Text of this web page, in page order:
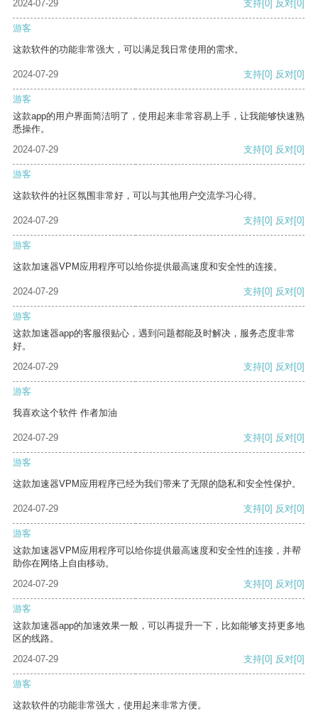
2024-07-29 支持 [0] 反对 [0]
游客
这款软件的功能非常强大，可以满足我日常使用的需求。
2024-07-29 支持[0] 反对[0]
游客
这款app的用户界面简洁明了，使用起来非常容易上手，让我能够快速熟
悉操作。
2024-07-29
支持[0] 反对[0]
游客
这款软件的社区氛围非常好，可以与其他用户交流学习心得。
2024-07-29 支持[0] 反对[0]
游客
这款加速器VPM应用程序可以给你提供最高速度和安全性的连接。
2024-07-29 支持[0] 反对[0]
游客
这款加速器app的客服很贴心，遇到问题都能及时解决，服务态度非常
好。
2024-07-29
支持[0] 反对[0]
游客
我喜欢这个软件 作者加油
2024-07-29 支持[0] 反对[0]
游客
这款加速器VPM应用程序已经为我们带来了无限的隐私和安全性保护。
2024-07-29 支持[0] 反对[0]
游客
这款加速器VPM应用程序可以给你提供最高速度和安全性的连接，并帮
助你在网络上自由移动。
2024-07-29
支持[0] 反对[0]
游客
这款加速器app的加速效果一般，可以再提升一下，比如能够支持更多地
区的线路。
2024-07-29
支持[0] 反对[0]
游客
这款软件的功能非常强大，使用起来非常方便。